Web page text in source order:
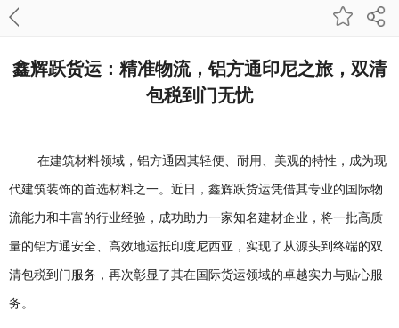
鑫辉跃货运：精准物流，铝方通印尼之旅，双清
包税到门无忧
在建筑材料领域，铝方通因其轻便、耐用、美观的特性，成为现
代建筑装饰的首选材料之一。近日，鑫辉跃货运凭借其专业的国际物
流能力和丰富的行业经验，成功助力一家知名建材企业，将一批高质
量的铝方通安全、高效地运抵印度尼西亚，实现了从源头到终端的双
清包税到门服务，再次彰显了其在国际货运领域的卓越实力与贴心服
务。